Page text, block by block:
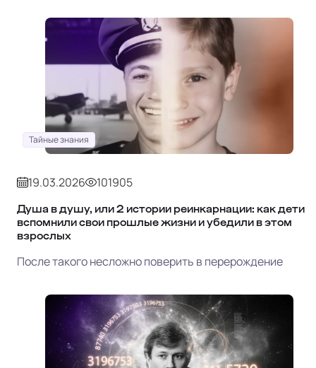
Тайные знания
19.03.2026 101905
Душа в душу, или 2 истории реинкарнации: как дети
вспомнили свои прошлые жизни и убедили в этом
взрослых
После такого несложно поверить в перерождение